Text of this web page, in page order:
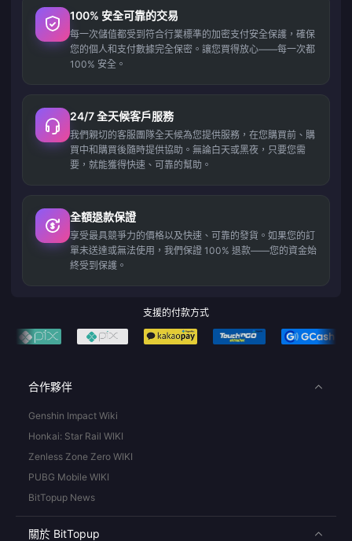
100% 安全可靠的交易
每一次儲值都受到符合行業標準的加密支付安全保護，確保
您的個人和支付數據完全保密。讓您買得放心——每一次都
100% 安全。
24/7 全天候客戶服務
我們親切的客服團隊全天候為您提供服務，在您購買前、購
買中和購買後隨時提供協助。無論白天或黑夜，只要您需
要，就能獲得快速、可靠的幫助。
全額退款保證
享受最具競爭力的價格以及快速、可靠的發貨。如果您的訂
單未送達或無法使用，我們保證 100% 退款——您的資金始
終受到保護。
支援的付款方式
合作夥伴
Genshin Impact Wiki
Honkai: Star Rail WIKI
Zenless Zone Zero WIKI
PUBG Mobile WIKI
BitTopup News
關於 BitTopup